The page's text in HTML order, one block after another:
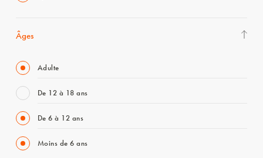
Âges
Adulte
De 12 à 18 ans
De 6 à 12 ans
Moins de 6 ans